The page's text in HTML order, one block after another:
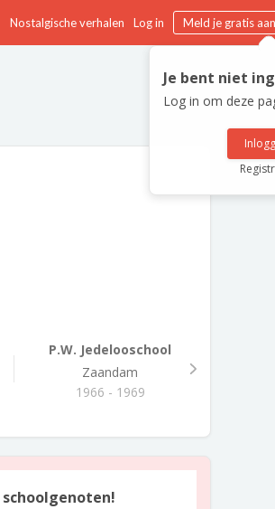
Nostalgische verhalen Log in Meld je gratis aan
Je bent niet
Log in om deze
P.W. Jedelooschool
Zaandam
1966 - 1969